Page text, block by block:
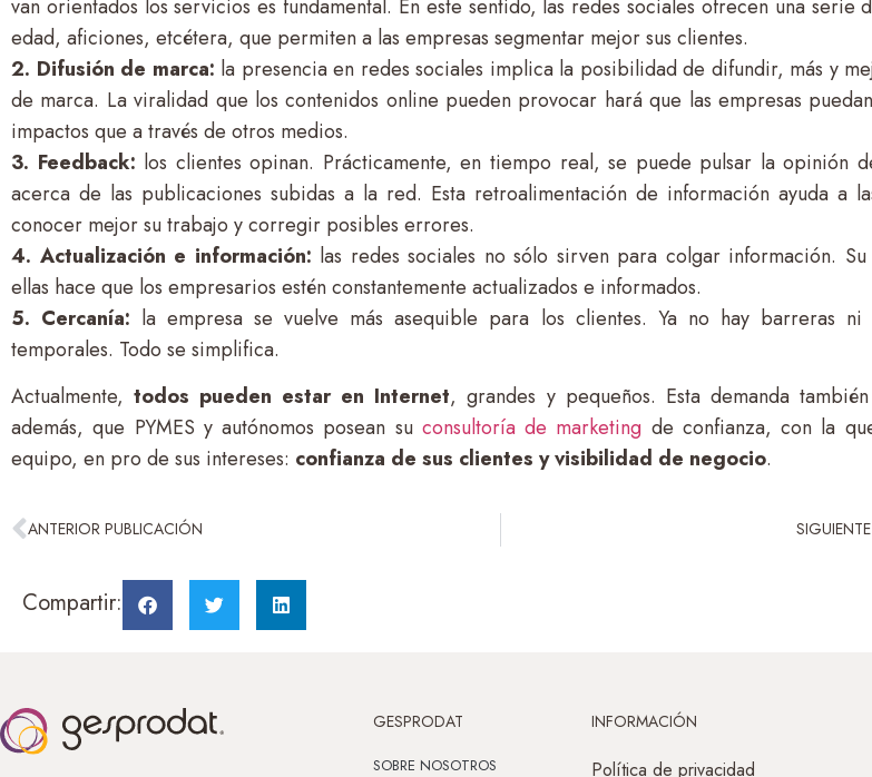
van orientados los servicios es fundamental. En este sentido, las redes sociales ofrecen una serie
edad, aficiones, etcétera, que permiten a las empresas segmentar mejor sus clientes.
2. Difusión de marca: la presencia en redes sociales implica la posibilidad de difundir, más y
de marca. La viralidad que los contenidos online pueden provocar hará que las empresas
impactos que a través de otros medios.
3. Feedback: los clientes opinan. Prácticamente, en tiempo real, se puede pulsar la opinión
acerca de las publicaciones subidas a la red. Esta retroalimentación de información ayuda a
conocer mejor su trabajo y corregir posibles errores.
4. Actualización e información: las redes sociales no sólo sirven para colgar información.
ellas hace que los empresarios estén constantemente actualizados e informados.
5. Cercanía: la empresa se vuelve más asequible para los clientes. Ya no hay barreras ni
temporales. Todo se simplifica.
Actualmente,todos pueden estar en Internet, grandes y pequeños. Esta demanda
además, que PYMES y autónomos posean su consultoría de marketing de confianza, con la
equipo, en pro de sus intereses: confianza de sus clientes y visibilidad de negocio.
ANTERIOR PUBLICACIÓN
Compartir:
GESPRODAT
SOBRE NOSOTROS
INFORMACIÓN
Política de privacidad